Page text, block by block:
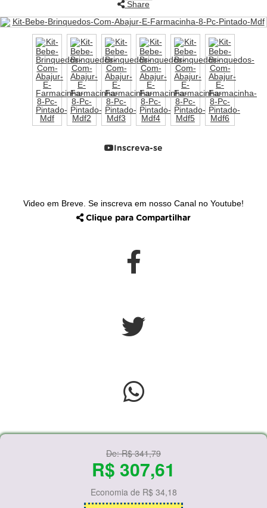
Share
Inscreva-se
Video em Breve. Se inscreva em nosso Canal no Youtube!
Clique para Compartilhar
De:R$ 341,79
R$ 307,61
Economia de R$ 34,18